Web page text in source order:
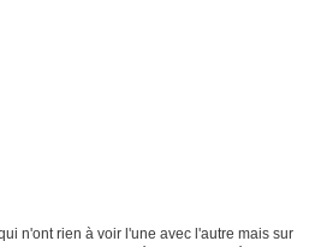
n'ont rien à voir l'une avec l'autre mais sur